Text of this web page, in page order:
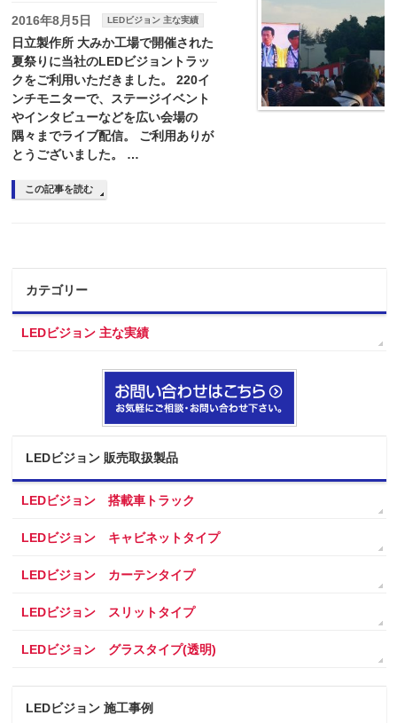
2016年8月5日 LEDビジョン 主な実績
日立製作所 大みか工場で開催された
夏祭りに当社のLEDビジョントラッ
クをご利用いただきました。 220イ
ンチモニターで、ステージイベント
やインタビューなどを広い会場の
隅々までライブ配信。 ご利用ありが
とうございました。 …
この記事を読む
カテゴリー
LEDビジョン 主な実績
LEDビジョン 販売取扱製品
LEDビジョン 搭載車トラック
LEDビジョン キャビネットタイプ
LEDビジョン カーテンタイプ
LEDビジョン スリットタイプ
LEDビジョン グラスタイプ(透明)
LEDビジョン 施工事例